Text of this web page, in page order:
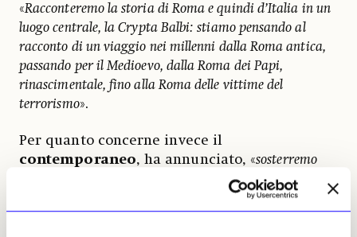
«Racconteremo la storia di Roma e quindi d’Italia in un
luogo centrale, la Crypta Balbi: stiamo pensando al
racconto di un viaggio nei millenni dalla Roma antica,
passando per il Medioevo, dalla Roma dei Papi,
rinascimentale, fino alla Roma delle vittime del
terrorismo».
Per quanto concerne invece il
contemporaneo, ha annunciato, «sosterremo
talenti nel campo dell’arte, dell’architettura, della
fotografia. E sulla fotografia sarà necessaria una
particolare sottolineatura, perché il Ministero si